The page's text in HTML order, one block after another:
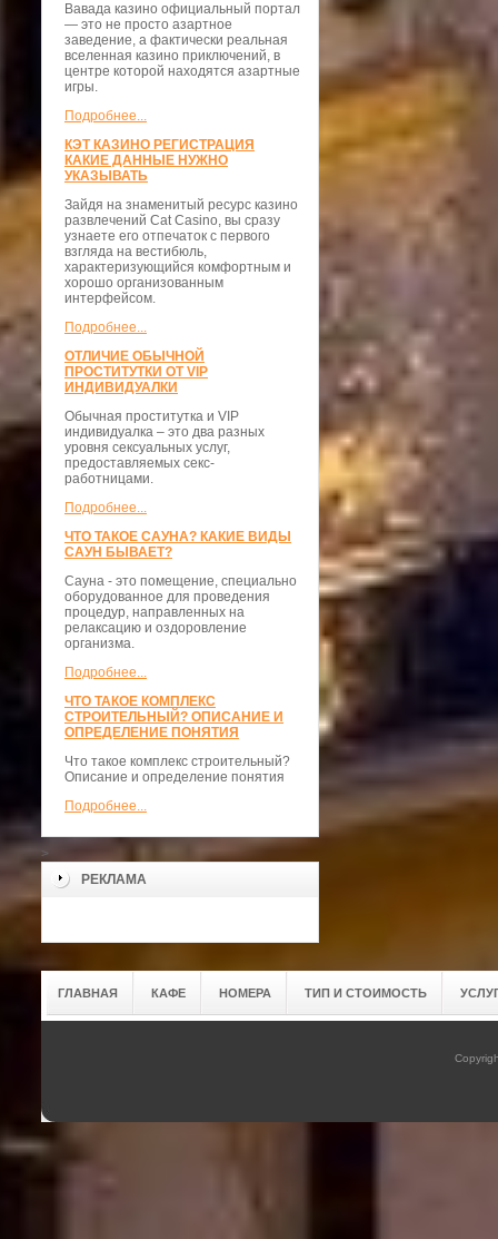
Вавада казино официальный портал
— это не просто азартное
заведение, а фактически реальная
вселенная казино приключений, в
центре которой находятся азартные
игры.
Подробнее...
КЭТ КАЗИНО РЕГИСТРАЦИЯ
КАКИЕ ДАННЫЕ НУЖНО
УКАЗЫВАТЬ
Зайдя на знаменитый ресурс казино
развлечений Cat Casino, вы сразу
узнаете его отпечаток с первого
взгляда на вестибюль,
характеризующийся комфортным и
хорошо организованным
интерфейсом.
Подробнее...
ОТЛИЧИЕ ОБЫЧНОЙ
ПРОСТИТУТКИ ОТ VIP
ИНДИВИДУАЛКИ
Обычная проститутка и VIP
индивидуалка – это два разных
уровня сексуальных услуг,
предоставляемых секс-
работницами.
Подробнее...
ЧТО ТАКОЕ САУНА? КАКИЕ ВИДЫ
САУН БЫВАЕТ?
Сауна - это помещение, специально
оборудованное для проведения
процедур, направленных на
релаксацию и оздоровление
организма.
Подробнее...
ЧТО ТАКОЕ КОМПЛЕКС
СТРОИТЕЛЬНЫЙ? ОПИСАНИЕ И
ОПРЕДЕЛЕНИЕ ПОНЯТИЯ
Что такое комплекс строительный?
Описание и определение понятия
Подробнее...
>
РЕКЛАМА
ГЛАВНАЯ КАФЕ НОМЕРА ТИП И СТОИМОСТЬ